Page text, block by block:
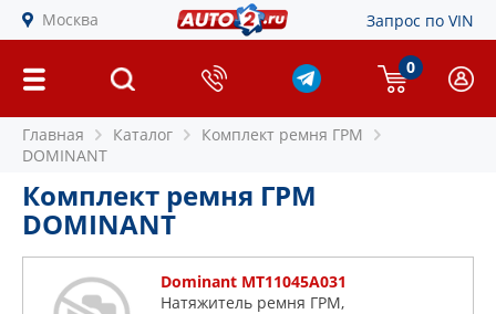
Москва Запрос по VIN
0
Главная Каталог
Комплект ремня ГРМ
DOMINANT
Комплект ремня ГРМ
DOMINANT
Dominant MT11045A031
Натяжитель ремня ГРМ,